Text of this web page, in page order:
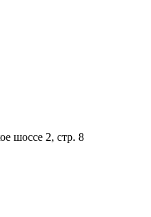
шоссе 2, стр. 8